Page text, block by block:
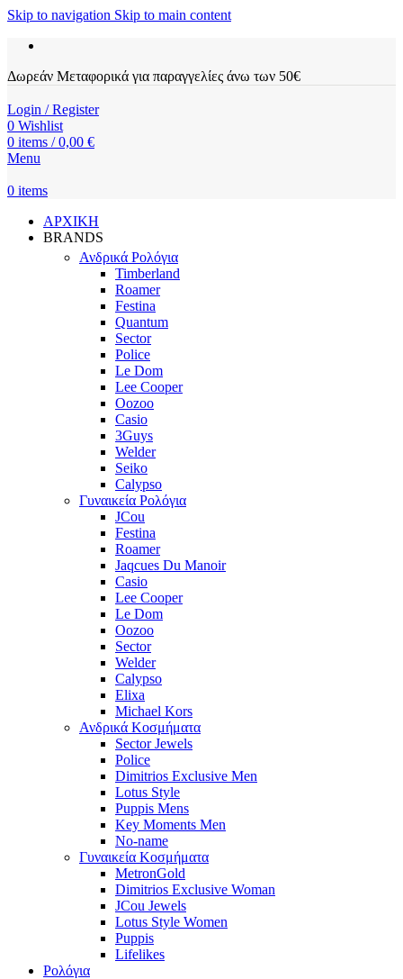
Skip to navigation Skip to main content
Δωρεάν Μεταφορικά για παραγγελίες άνω των 50€
Login / Register
0 Wishlist
0 items / 0,00 €
Menu
0 items
ΑΡΧΙΚΗ
BRANDS
Ανδρικά Ρολόγια
Timberland
Roamer
Festina
Quantum
Sector
Police
Le Dom
Lee Cooper
Oozoo
Casio
3Guys
Welder
Seiko
Calypso
Γυναικεία Ρολόγια
JCou
Festina
Roamer
Jaqcues Du Manoir
Casio
Lee Cooper
Le Dom
Oozoo
Sector
Welder
Calypso
Elixa
Michael Kors
Ανδρικά Κοσμήματα
Sector Jewels
Police
Dimitrios Exclusive Men
Lotus Style
Puppis Mens
Key Moments Men
No-name
Γυναικεία Κοσμήματα
MetronGold
Dimitrios Exclusive Woman
JCou Jewels
Lotus Style Women
Puppis
Lifelikes
Ρολόγια